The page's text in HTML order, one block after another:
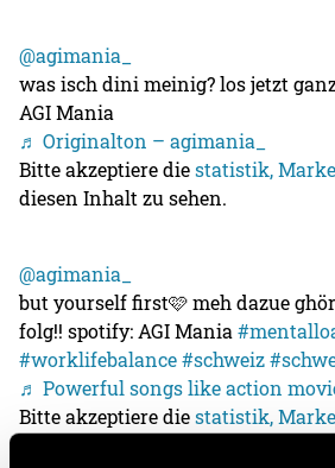
@agimania_
was isch dini meinig? los jetzt
AGI Mania
♬ Originalton – agimania_
Bitte akzeptiere diestatistik,
diesen Inhalt zu sehen.
@agimania_
but yourself first🩷 meh dazue
folg!! spotify: AGI Mania
#worklifebalance#schweiz
♬ Powerful songs like action
Bitte akzeptiere diestatistik,